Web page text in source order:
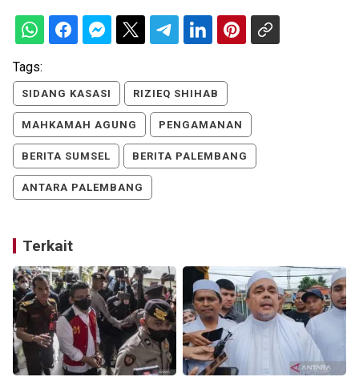
Tags:
SIDANG KASASI RIZIEQ SHIHAB
MAHKAMAH AGUNG PENGAMANAN
BERITA SUMSEL BERITA PALEMBANG
ANTARA PALEMBANG
Terkait